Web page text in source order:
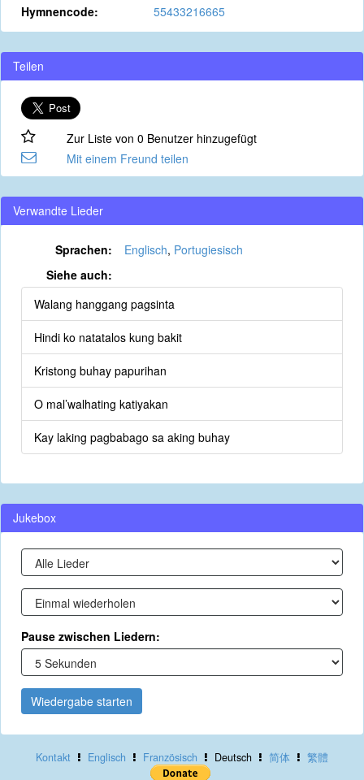
Hymnencode:
55433216665
Teilen
Zur Liste von 0 Benutzer hinzugefügt
Mit einem Freund teilen
Verwandte Lieder
Sprachen: Englisch, Portugiesisch
Siehe auch:
Walang hanggang pagsinta
Hindi ko natatalos kung bakit
Kristong buhay papurihan
O mal’walhating katiyakan
Kay laking pagbabago sa aking buhay
Jukebox
Pause zwischen Liedern:
Wiedergabe starten
Kontakt Englisch Französisch Deutsch 简体 繁體